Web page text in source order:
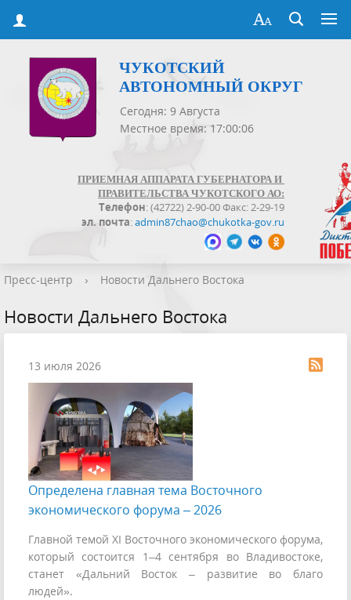
ЧУКОТСКИЙ
АВТОНОМНЫЙ ОКРУГ
Сегодня: 9 Августа
Местное время: 17:00:06
ПРИЕМНАЯ АППАРАТА ГУБЕРНАТОРА И
ПРАВИТЕЛЬСТВА ЧУКОТСКОГО АО:
Телефон: (42722) 2-90-00 Факс: 2-29-19
эл. почта:admin87chao@chukotka-gov.ru
Пресс-центр › Новости Дальнего Востока
Новости Дальнего Востока
13 июля 2026
Определена главная тема Восточного
экономического форума – 2026
Главной темой ХI Восточного экономического форума,
который состоится 1–4 сентября во Владивостоке,
станет «Дальний Восток – развитие во благо
людей».